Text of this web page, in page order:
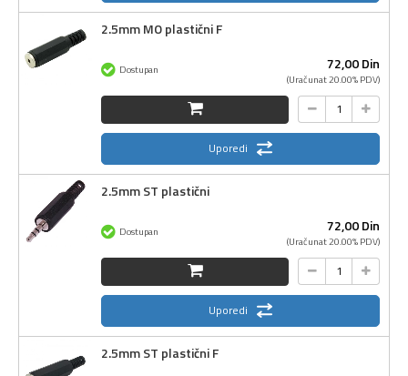
2.5mm MO plastični F
72,00Din
(Uračunat 20.00% PDV)
Dostupan
Uporedi
2.5mm ST plastični
72,00Din
(Uračunat 20.00% PDV)
Dostupan
Uporedi
2.5mm ST plastični F